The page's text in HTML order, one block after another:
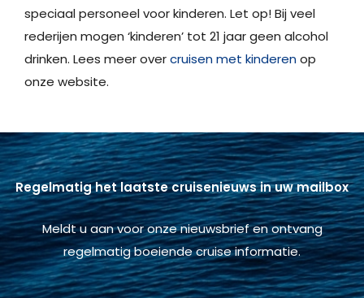
speciaal personeel voor kinderen. Let op! Bij veel
rederijen mogen ‘kinderen’ tot 21 jaar geen alcohol
drinken. Lees meer overcruisen met kinderenop
onze website.
Regelmatig het laatste cruisenieuws in uw mailbox
Meldt u aan voor onze nieuwsbrief en ontvang
regelmatig boeiende cruise informatie.